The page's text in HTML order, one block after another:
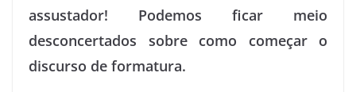
assustador! Podemos ficar meio
desconcertados sobre como começar o
discurso de formatura.